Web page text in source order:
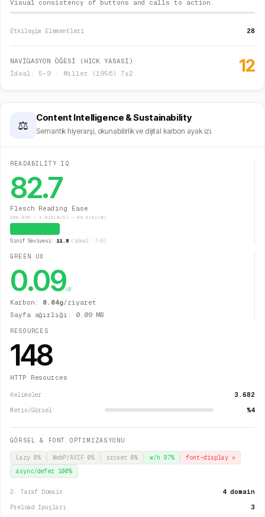
Visual consistency of buttons and calls to action.
Etkileşim Elementleri 28
NAVİGASYON ÖĞESİ (HICK YASASI)
İdeal: 5–9 · Miller (1956) 7±2
12
⚖
Content Intelligence & Sustainability
Semantik hiyerarşi, okunabilirlik ve dijital karbon ayak izi.
READABILITY IQ
82.7
Flesch Reading Ease
206.835 − 1.015(W/S) − 84.6(Sy/W)
Sınıf Seviyesi: 11.8(ideal: 7–8)
GREEN UX
0.09MB
Karbon: 0.04g/ziyaret
Sayfa ağırlığı: 0.09MB
RESOURCES
148
HTTP Resources
Kelimeler 3.682
Metin/Görsel %4
GÖRSEL & FONT OPTİMİZASYONU
Lazy 0% WebP/AVIF 0% srcset0% w/h 97% font-display ✕
async/defer100%
3. Taraf Domain 4 domain
Preload İpuçları 3